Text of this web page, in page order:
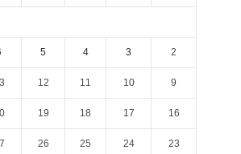
2
3
4
5
9
10
11
12
16
17
18
19
23
24
25
26